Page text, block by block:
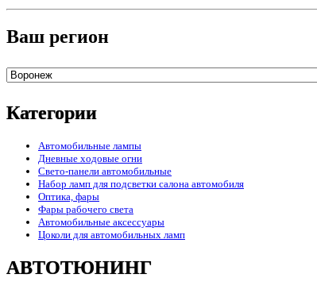
Ваш регион
Категории
Автомобильные лампы
Дневные ходовые огни
Свето-панели автомобильные
Набор ламп для подсветки салона автомобиля
Оптика, фары
Фары рабочего света
Автомобильные аксессуары
Цоколи для автомобильных ламп
АВТОТЮНИНГ